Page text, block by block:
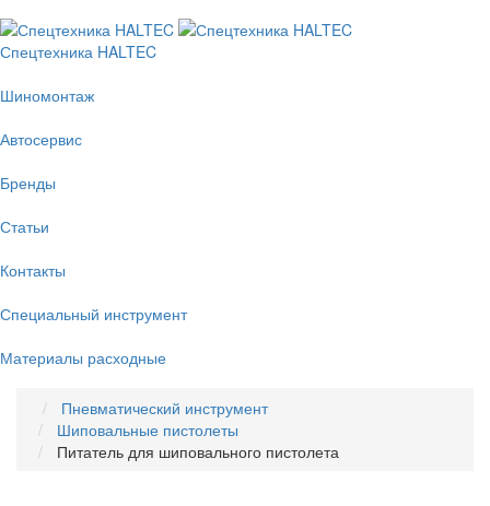
Спецтехника HALTEC
Шиномонтаж
Автосервис
Бренды
Статьи
Контакты
Специальный инструмент
Материалы расходные
Пневматический инструмент
Шиповальные пистолеты
Питатель для шиповального пистолета